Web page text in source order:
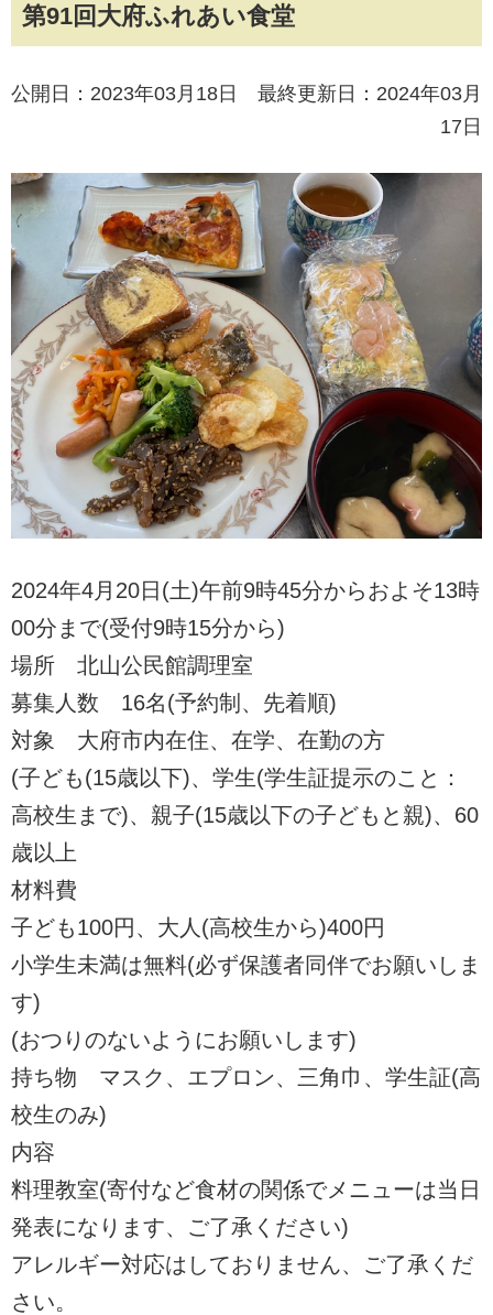
第91回大府ふれあい食堂
公開日：2023年03月18日 最終更新日：2024年03月
17日
2024年4月20日(土)午前9時45分からおよそ13時
00分まで(受付9時15分から)
場所 北山公民館調理室
募集人数 16名(予約制、先着順)
対象 大府市内在住、在学、在勤の方
(子ども(15歳以下)、学生(学生証提示のこと：
高校生まで)、親子(15歳以下の子どもと親)、60
歳以上
材料費
子ども100円、大人(高校生から)400円
小学生未満は無料(必ず保護者同伴でお願いしま
す)
(おつりのないようにお願いします)
持ち物 マスク、エプロン、三角巾、学生証(高
校生のみ)
内容
料理教室(寄付など食材の関係でメニューは当日
発表になります、ご了承ください)
アレルギー対応はしておりません、ご了承くだ
さい。